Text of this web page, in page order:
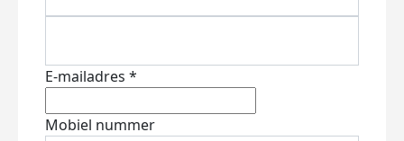
E-mailadres *
Mobiel nummer